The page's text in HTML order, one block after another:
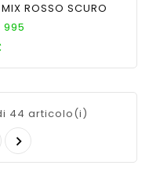
ROSSO SCURO
995
Prezzo
44 articolo(i)
